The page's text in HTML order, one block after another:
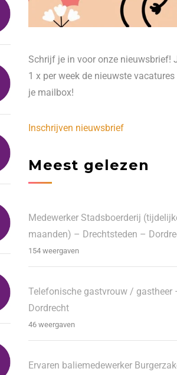
Schrijf je in voor onze nieuwsbrief!
1 x per week de nieuwste
je mailbox!
Inschrijven nieuwsbrief
Meest gelezen
Medewerker Stadsboerderij
maanden) – Drechtsteden –
154 weergaven
Telefonische gastvrouw / gastheer
Dordrecht
46 weergaven
Ervaren baliemedewerker